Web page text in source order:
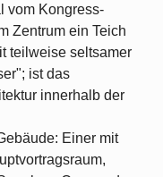
vom Kongress-
Zentrum ein Teich
teilweise seltsamer
ist das
innerhalb der
Einer mit